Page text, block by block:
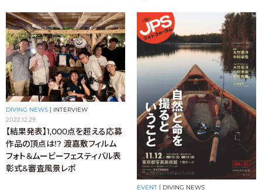
DIVING NEWS | INTERVIEW
2022.12.29
【結果発表】1,000点を超える応募
作品の頂点は!? 渡嘉敷フィルム
フォト＆ムービーフェスティバル表
彰式&審査風景レポ
EVENT | DIVING NEWS